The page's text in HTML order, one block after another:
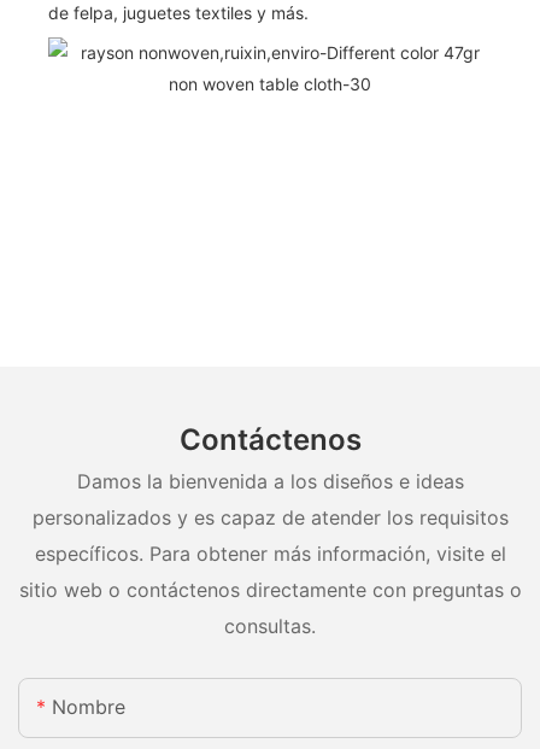
de felpa, juguetes textiles y más.
Contáctenos
Damos la bienvenida a los diseños e ideas
personalizados y es capaz de atender los requisitos
específicos. Para obtener más información, visite el
sitio web o contáctenos directamente con preguntas o
consultas.
Nombre